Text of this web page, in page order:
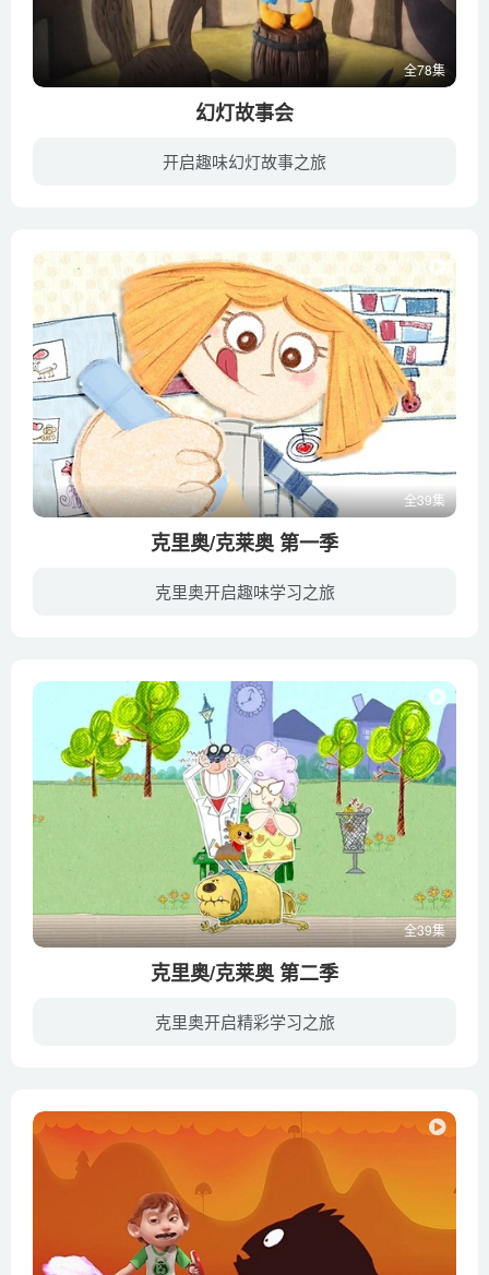
全78集
幻灯故事会
开启趣味幻灯故事之旅
全39集
克里奥/克莱奥 第一季
克里奥开启趣味学习之旅
全39集
克里奥/克莱奥 第二季
克里奥开启精彩学习之旅